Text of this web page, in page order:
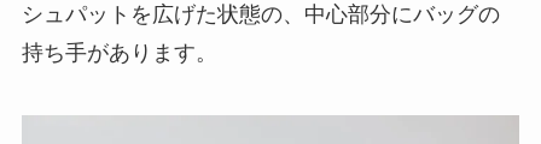
シュパットを広げた状態の、中心部分にバッグの
持ち手があります。